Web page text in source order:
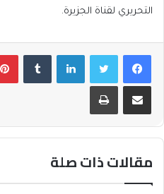
التحريري لقناة الجزيرة.
فيسبوكتويتر لينكدإن
مشاركة عبر البريد طباعة
مقالات ذات صلة